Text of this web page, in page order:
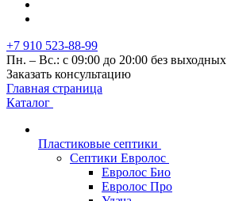
+7 910 523-88-99
Пн. – Вс.: с 09:00 до 20:00 без выходных
Заказать консультацию
Главная страница
Каталог
Пластиковые септики
Септики Евролос
Евролос Био
Евролос Про